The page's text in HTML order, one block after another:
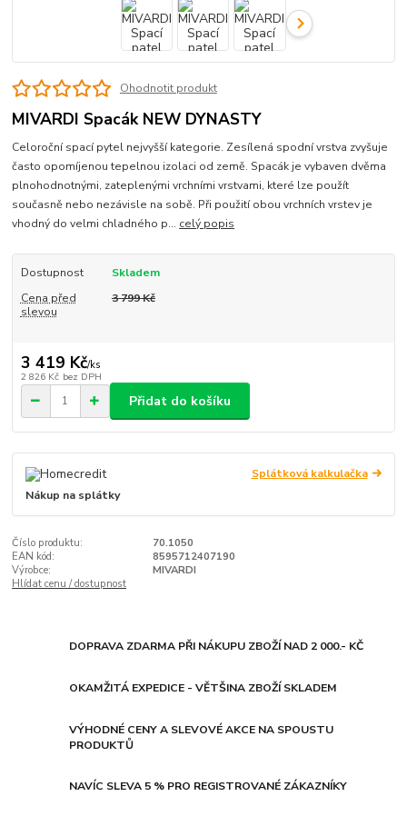
Ohodnotit produkt
MIVARDI Spacák NEW DYNASTY
Celoroční spací pytel nejvyšší kategorie. Zesílená spodní vrstva zvyšuje
často opomíjenou tepelnou izolaci od země. Spacák je vybaven dvěma
plnohodnotnými, zateplenými vrchními vrstvami, které lze použít
současně nebo nezávisle na sobě. Při použití obou vrchních vrstev je
vhodný do velmi chladného p... celý popis
Dostupnost
Skladem
Cena před
slevou
3 799 Kč
3 419 Kč/ks
2 826 Kč bez DPH
Přidat do košíku
Splátková kalkulačka
Nákup na splátky
Číslo produktu:
70.1050
EAN kód:
8595712407190
Výrobce:
MIVARDI
Hlídat cenu / dostupnost
DOPRAVA ZDARMA PŘI NÁKUPU ZBOŽÍ NAD 2 000.- KČ
OKAMŽITÁ EXPEDICE - VĚTŠINA ZBOŽÍ SKLADEM
VÝHODNÉ CENY A SLEVOVÉ AKCE NA SPOUSTU
PRODUKTŮ
NAVÍC SLEVA 5 % PRO REGISTROVANÉ ZÁKAZNÍKY